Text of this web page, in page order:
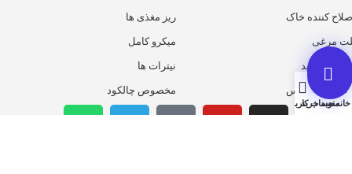
کننده خاک
مرغی
اسید
ست پلاس
ریز مغذی ها
میکرو کامل
نیترات ها
مخصوص چالکود
خانهمنوسبد خرید
حساب کاربری من